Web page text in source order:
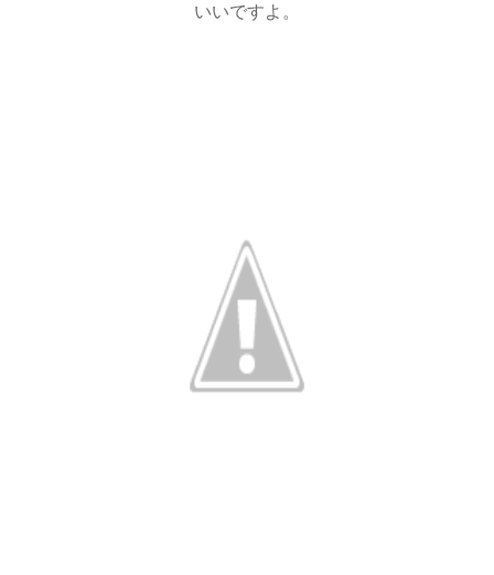
いいですよ。